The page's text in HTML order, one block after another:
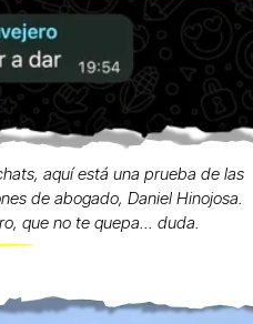
aquí está una prueba de las
de abogado, Daniel Hinojosa.
que no te quepa... duda.